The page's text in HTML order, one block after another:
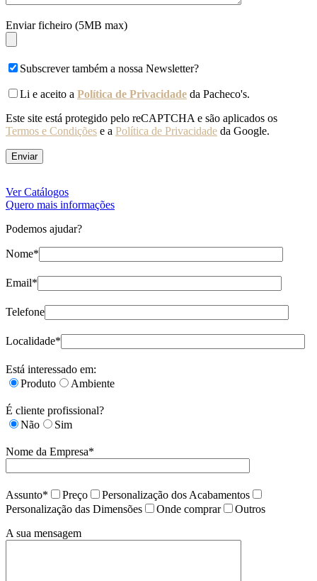
Enviar ficheiro (5MB max)
Subscrever também a nossa Newsletter?
Li e aceito a Política de Privacidade da Pacheco's.
Este site está protegido pelo reCAPTCHA e são aplicados os
Termos e Condições e a Política de Privacidade da Google.
Ver Catálogos
Quero mais informações
Podemos ajudar?
Nome*
Email*
Telefone
Localidade*
Está interessado em:
Produto
Ambiente
É cliente profissional?
Não
Sim
Nome da Empresa*
Assunto* Preço
Personalização dos Acabamentos
Personalização das Dimensões
Onde comprar
Outros
A sua mensagem